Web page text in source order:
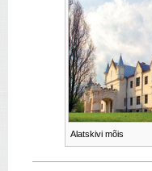
Alatskivi mõis